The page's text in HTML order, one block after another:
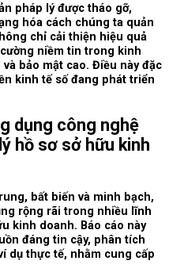
pháp lý được tháo gỡ,
hóa cách chúng ta quản
chỉ cải thiện hiệu quả
niềm tin trong kinh
bảo mật cao. Điều này đặc
kinh tế số đang phát triển
dụng công nghệ
hồ sơ sở hữu kinh
bất biến và minh bạch,
rộng rãi trong nhiều lĩnh
kinh doanh. Báo cáo này
đáng tin cậy, phân tích
dụ thực tế, nhằm cung cấp